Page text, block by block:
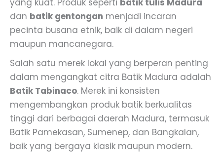
dan batik gentongan menjadi incaran
pecinta busana etnik, baik di dalam negeri
maupun mancanegara.
Salah satu merek lokal yang berperan penting
dalam mengangkat citra Batik Madura adalah
Batik Tabinaco. Merek ini konsisten
mengembangkan produk batik berkualitas
tinggi dari berbagai daerah Madura, termasuk
Batik Pamekasan, Sumenep, dan Bangkalan,
baik yang bergaya klasik maupun modern.